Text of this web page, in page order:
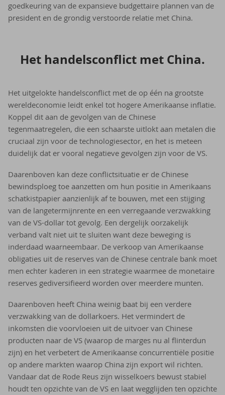
goedkeuring van de expansieve budgettaire plannen van de
president en de grondig verstoorde relatie met China.
Het han­dels­con­flict met China.
Het uitgelokte handelsconflict met de op één na grootste
wereldeconomie leidt enkel tot hogere Amerikaanse inflatie.
Koppel dit aan de gevolgen van de Chinese
tegenmaatregelen, die een schaarste uitlokt aan metalen die
cruciaal zijn voor de technologiesector, en het is meteen
duidelijk dat er vooral negatieve gevolgen zijn voor de VS.
Daarenboven kan deze conflictsituatie er de Chinese
bewindsploeg toe aanzetten om hun positie in Amerikaans
schatkistpapier aanzienlijk af te bouwen, met een stijging
van de langetermijnrente en een verregaande verzwakking
van de VS-dollar tot gevolg. Een dergelijk oorzakelijk
verband valt niet uit te sluiten want deze beweging is
inderdaad waarneembaar. De verkoop van Amerikaanse
obligaties uit de reserves van de Chinese centrale bank moet
men echter kaderen in een strategie waarmee de monetaire
reserves gediversifieerd worden over meerdere munten.
Daarenboven heeft China weinig baat bij een verdere
verzwakking van de dollarkoers. Het vermindert de
inkomsten die voorvloeien uit de uitvoer van Chinese
producten naar de VS (waarop de marges nu al flinterdun
zijn) en het verbetert de Amerikaanse concurrentiële positie
op andere markten waarop China zijn export wil richten.
Vandaar dat de Rode Reus zijn wisselkoers bewust stabiel
houdt ten opzichte van de VS en laat wegglijden ten opzichte